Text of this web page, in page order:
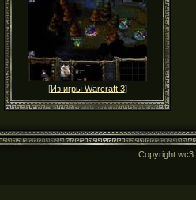
[Из игры Warcraft 3]
Copyright